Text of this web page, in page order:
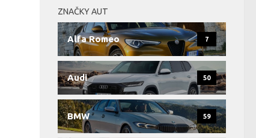
ZNAČKY AUT
Alfa Romeo 7
Audi 50
BMW 59